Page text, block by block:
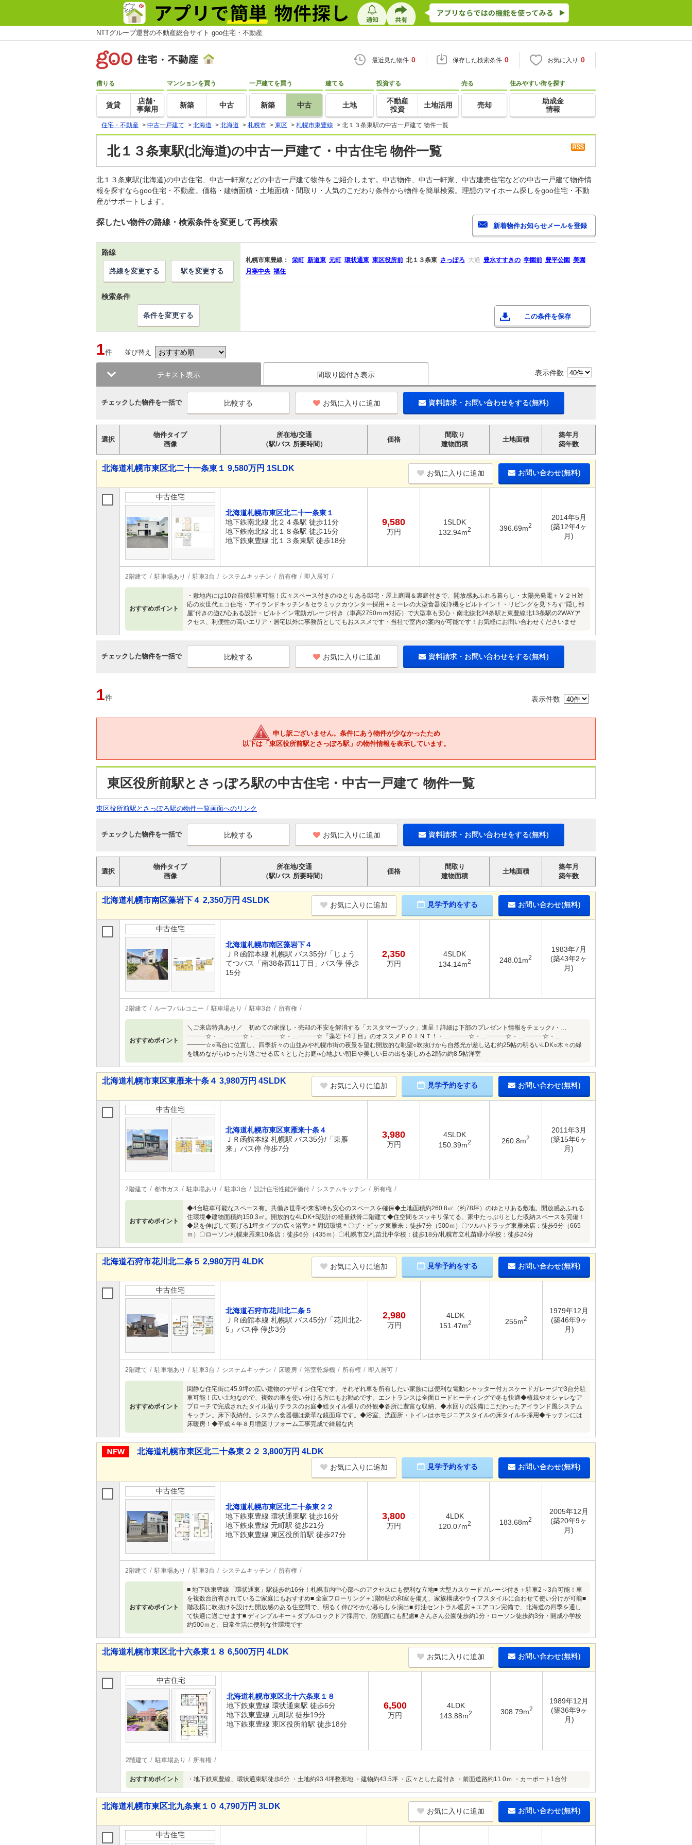
NTTグループ運営の不動産総合サイト goo住宅・不動産
最近見た物件 0 保存した検索条件 0 お気に入り 0
借りる
賃貸
店舗･
事業用
マンションを買う
新築 中古
一戸建てを買う
新築 中古
建てる
土地
投資する
不動産
投資
土地活用
売る
売却
住みやすい街を探す
助成金
情報
住宅・不動産 > 中古一戸建て > 北海道 > 北海道 > 札幌市 > 東区 > 札幌市東豊線 > 北１３条東駅の中古一戸建て 物件一覧
北１３条東駅(北海道)の中古一戸建て・中古住宅 物件一覧
北１３条東駅(北海道)の中古住宅、中古一軒家などの中古一戸建て物件をご紹介します。中古物件、中古一軒家、中古建売住宅などの中古一戸建て物件情
報を探すならgoo住宅・不動産。価格・建物面積・土地面積・間取り・人気のこだわり条件から物件を簡単検索。理想のマイホーム探しをgoo住宅・不動
産がサポートします。
探したい物件の路線・検索条件を変更して再検索
路線
札幌市東豊線： 栄町 新道東 元町 環状通東 東区役所前 北１３条東 さっぽろ 大通 豊水すすきの 学園前 豊平公園 美園
月寒中央 福住
路線を変更する 駅を変更する
検索条件
この条件を保存
条件を変更する
1件 並び替え
テキスト表示 間取り図付き表示 表示件数
チェックした物件を一括で お気に入りに追加 資料請求・お問い合わせをする(無料)
選択
物件タイプ
画像
所在地/交通
（駅/バス 所要時間）
価格
間取り
建物面積
土地面積
築年月
築年数
北海道札幌市東区北二十一条東１ 9,580万円 1SLDK
お気に入りに追加 お問い合わせ(無料)
中古住宅
北海道札幌市東区北二十一条東１
地下鉄南北線 北２４条駅 徒歩11分
地下鉄南北線 北１８条駅 徒歩15分
地下鉄東豊線 北１３条東駅 徒歩18分
9,580
万円
1SLDK
132.94m2 396.69m2
2014年5月
(築12年4ヶ
月)
2階建て 駐車場あり 駐車3台 システムキッチン 所有権 即入居可
おすすめポイント
・敷地内には10台前後駐車可能！広々スペース付きのゆとりある邸宅・屋上庭園＆裏庭付きで、開放感あふれる暮らし・太陽光発電＋Ｖ２Ｈ対
応の次世代エコ住宅・アイランドキッチン＆セラミックカウンター採用＋ミーレの大型食器洗浄機をビルトイン！・リビングを見下ろす“隠し部
屋”付きの遊び心ある設計・ビルトイン電動ガレージ付き（車高2750ｍｍ対応）で大型車も安心・南北線北24条駅と東豊線北13条駅の2WAYア
クセス、利便性の高いエリア・居宅以外に事務所としてもおススメです・当社で室内の案内が可能です！お気軽にお問い合わせくださいませ
チェックした物件を一括で お気に入りに追加 資料請求・お問い合わせをする(無料)
1件 表示件数
申し訳ございません。条件にあう物件が少なかったため
以下は「東区役所前駅とさっぽろ駅」の物件情報を表示しています。
東区役所前駅とさっぽろ駅の中古住宅・中古一戸建て 物件一覧
東区役所前駅とさっぽろ駅の物件一覧画面へのリンク
チェックした物件を一括で お気に入りに追加 資料請求・お問い合わせをする(無料)
選択
物件タイプ
画像
所在地/交通
（駅/バス 所要時間）
価格
間取り
建物面積
土地面積
築年月
築年数
北海道札幌市南区藻岩下４ 2,350万円 4SLDK
お気に入りに追加 見学予約をする お問い合わせ(無料)
中古住宅
北海道札幌市南区藻岩下４
ＪＲ函館本線 札幌駅 バス35分/「じょう
てつバス「南38条西11丁目」バス停 停歩
15分
2,350
万円
4SLDK
134.14m2 248.01m2
1983年7月
(築43年2ヶ
月)
2階建て ルーフバルコニー 駐車場あり 駐車3台 所有権
おすすめポイント
＼ご来店特典あり／ 初めての家探し・売却の不安を解消する「カスタマーブック」進呈！詳細は下部のプレゼント情報をチェック♪・…
━━━☆・…━━━☆・…━━━☆・…━━━☆『藻岩下4丁目』のオススメＰＯＩＮＴ！・…━━━☆・…━━━☆・…━━━☆・…
━━━☆○高台に位置し、四季折々の山並みや札幌市街の夜景を望む開放的な眺望○吹抜けから自然光が差し込む約25帖の明るいLDK○木々の緑
を眺めながらゆったり過ごせる広々としたお庭○心地よい朝日や美しい日の出を楽しめる2階の約8.5帖洋室
北海道札幌市東区東雁来十条４ 3,980万円 4SLDK
お気に入りに追加 見学予約をする お問い合わせ(無料)
中古住宅
北海道札幌市東区東雁来十条４
ＪＲ函館本線 札幌駅 バス35分/「東雁
来」バス停 停歩7分
3,980
万円
4SLDK
150.39m2 260.8m2
2011年3月
(築15年6ヶ
月)
2階建て 都市ガス 駐車場あり 駐車3台 設計住宅性能評価付 システムキッチン 所有権
おすすめポイント
◆4台駐車可能なスペース有。共働き世帯や来客時も安心のスペースを確保◆土地面積約260.8㎡（約78坪）のゆとりある敷地。開放感あふれる
住環境◆建物面積約150.3㎡。開放的な4LDK+S設計の軽量鉄骨二階建て◆住空間をスッキリ保てる、家中たっぷりとした収納スペースを完備！
◆足を伸ばして寛げる1坪タイプの広々浴室♪＊周辺環境＊〇ザ・ビッグ東雁来：徒歩7分（500ｍ）〇ツルハドラッグ東雁来店：徒歩9分（665
ｍ）〇ローソン札幌東雁来10条店：徒歩6分（435ｍ）〇札幌市立札苗北中学校：徒歩18分/札幌市立札苗緑小学校：徒歩24分
北海道石狩市花川北二条５ 2,980万円 4LDK
お気に入りに追加 見学予約をする お問い合わせ(無料)
中古住宅
北海道石狩市花川北二条５
ＪＲ函館本線 札幌駅 バス45分/「花川北2-
5」バス停 停歩3分
2,980
万円
4LDK
151.47m2 255m2
1979年12月
(築46年9ヶ
月)
2階建て 駐車場あり 駐車3台 システムキッチン 床暖房 浴室乾燥機 所有権 即入居可
おすすめポイント
閑静な住宅街に45.9坪の広い建物のデザイン住宅です。それぞれ車を所有したい家族には便利な電動シャッター付カスケードガレージで3台分駐
車可能！広い土地なので、複数の車を使い分ける方にもお勧めです。エントランスは全面ロードヒーティングで冬も快適◆植栽やオシャレなア
プローチで完成されたタイル貼りテラスのお庭◆総タイル張りの外観◆各所に豊富な収納、◆水回りの設備にこだわったアイランド風システム
キッチン。床下収納付。システム食器棚は豪華な鏡面扉です。◆浴室、洗面所・トイレはホモジニアスタイルの床タイルを採用◆キッチンには
床暖房！◆平成４年８月増築リフォーム工事完成で綺麗な内
北海道札幌市東区北二十条東２２ 3,800万円 4LDK
お気に入りに追加 見学予約をする お問い合わせ(無料)
中古住宅
北海道札幌市東区北二十条東２２
地下鉄東豊線 環状通東駅 徒歩16分
地下鉄東豊線 元町駅 徒歩21分
地下鉄東豊線 東区役所前駅 徒歩27分
3,800
万円
4LDK
120.07m2 183.68m2
2005年12月
(築20年9ヶ
月)
2階建て 駐車場あり 駐車3台 システムキッチン 所有権
おすすめポイント
■ 地下鉄東豊線「環状通東」駅徒歩約16分！札幌市内中心部へのアクセスにも便利な立地■ 大型カスケードガレージ付き＋駐車2～3台可能！車
を複数台所有されているご家庭にもおすすめ■ 全室フローリング＋1階6帖の和室を備え、家族構成やライフスタイルに合わせて使い分けが可能■
階段横に吹抜けを設けた開放感のある住空間で、明るく伸びやかな暮らしを演出■ 灯油セントラル暖房＋エアコン完備で、北海道の四季を通し
て快適に過ごせます■ ディンプルキー＋ダブルロックドア採用で、防犯面にも配慮■ さんさん公園徒歩約1分・ローソン徒歩約3分・開成小学校
約500ｍと、日常生活に便利な住環境です
北海道札幌市東区北十六条東１８ 6,500万円 4LDK
お気に入りに追加 お問い合わせ(無料)
中古住宅
北海道札幌市東区北十六条東１８
地下鉄東豊線 環状通東駅 徒歩6分
地下鉄東豊線 元町駅 徒歩19分
地下鉄東豊線 東区役所前駅 徒歩18分
6,500
万円
4LDK
143.88m2 308.79m2
1989年12月
(築36年9ヶ
月)
2階建て 駐車場あり 所有権
おすすめポイント ・地下鉄東豊線、環状通東駅徒歩6分 ・土地約93.4坪整形地 ・建物約43.5坪 ・広々とした庭付き ・前面道路約11.0ｍ ・カーポート1台付
北海道札幌市東区北九条東１０ 4,790万円 3LDK
お気に入りに追加 お問い合わせ(無料)
中古住宅